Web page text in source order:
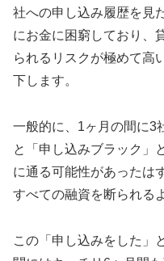
社への申し込み履歴を見
にお金に困窮しており、
られるリスクが極めて高
下します。
一般的に、1ヶ月の間に3
と「申し込みブラック」
に通る可能性があったは
すべての融資を断られる
この「申し込みをした」